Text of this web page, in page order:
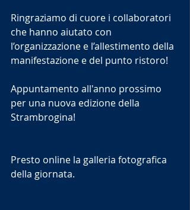
Ringraziamo di cuore i collaboratori
che hanno aiutato con
l’organizzazione e l’allestimento della
manifestazione e del punto ristoro!
Appuntamento all'anno prossimo
per una nuova edizione della
Strambrogina!
Presto online la galleria fotografica
della giornata.